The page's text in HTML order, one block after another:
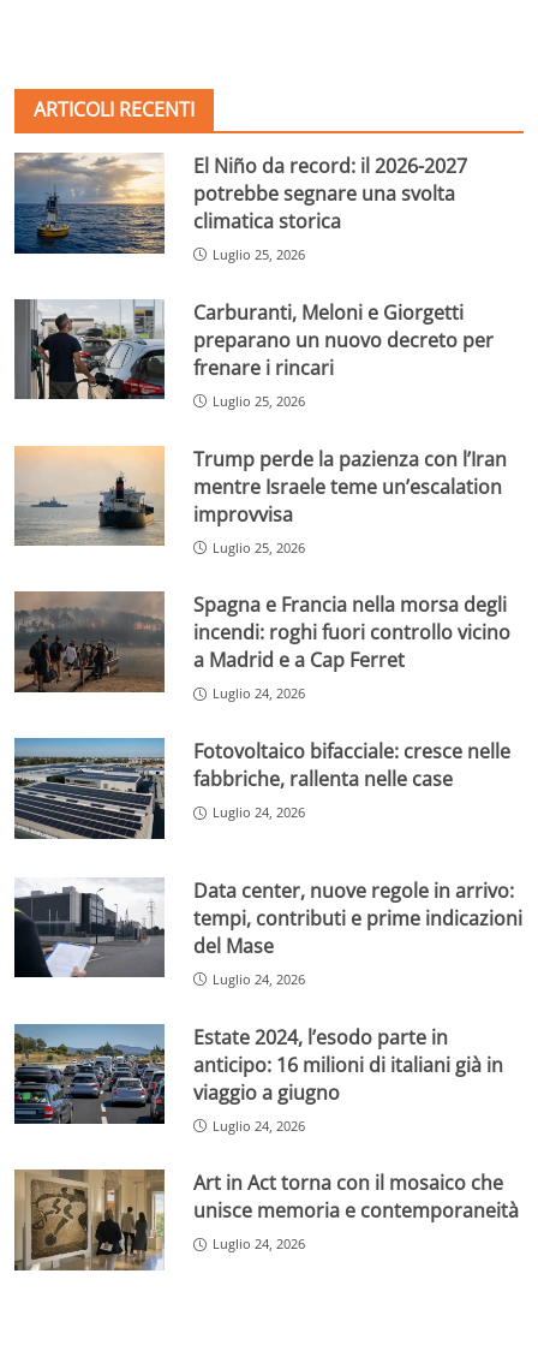
ARTICOLI RECENTI
El Niño da record: il 2026-2027
potrebbe segnare una svolta
climatica storica
Luglio 25, 2026
Carburanti, Meloni e Giorgetti
preparano un nuovo decreto per
frenare i rincari
Luglio 25, 2026
Trump perde la pazienza con l’Iran
mentre Israele teme un’escalation
improvvisa
Luglio 25, 2026
Spagna e Francia nella morsa degli
incendi: roghi fuori controllo vicino
a Madrid e a Cap Ferret
Luglio 24, 2026
Fotovoltaico bifacciale: cresce nelle
fabbriche, rallenta nelle case
Luglio 24, 2026
Data center, nuove regole in arrivo:
tempi, contributi e prime indicazioni
del Mase
Luglio 24, 2026
Estate 2024, l’esodo parte in
anticipo: 16 milioni di italiani già in
viaggio a giugno
Luglio 24, 2026
Art in Act torna con il mosaico che
unisce memoria e contemporaneità
Luglio 24, 2026